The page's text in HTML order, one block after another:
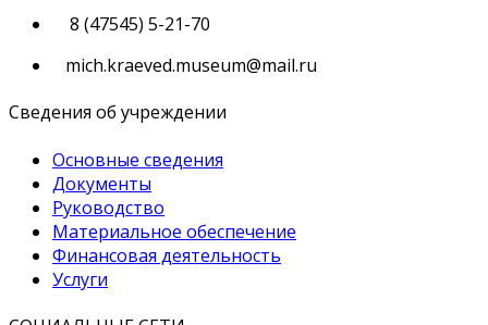
8 (47545) 5-21-70
mich.kraeved.museum@mail.ru
Сведения об учреждении
Основные сведения
Документы
Руководство
Материальное обеспечение
Финансовая деятельность
Услуги